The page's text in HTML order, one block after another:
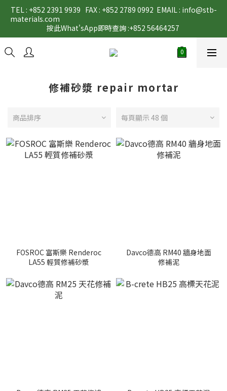
TEL : +852 2391 9939   FAX : +852 2789 0992  EMAIL : info@stb-
materials.com
按此What'sApp即時查詢 :+852 56464257
修補砂漿 repair mortar
商品排序 每頁顯示 48 個
FOSROC 富斯樂 Renderoc
LA55 輕質修補砂漿
Davco德高 RM40 牆身地面
修補泥